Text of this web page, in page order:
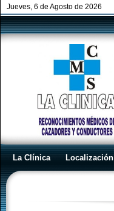
Jueves, 6 de Agosto de 2026
La Clínica Localización